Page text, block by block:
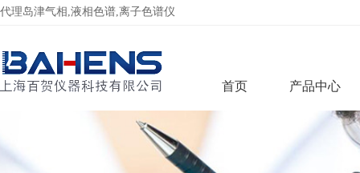
代理岛津气相,液相色谱,离子色谱仪
首页 产品中心